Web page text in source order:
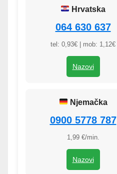
Hrvatska
064 630 637
tel: 0,93€ | mob: 1,12€
Nazovi
Njemačka
0900 5778 787
1,99 €/min.
Nazovi